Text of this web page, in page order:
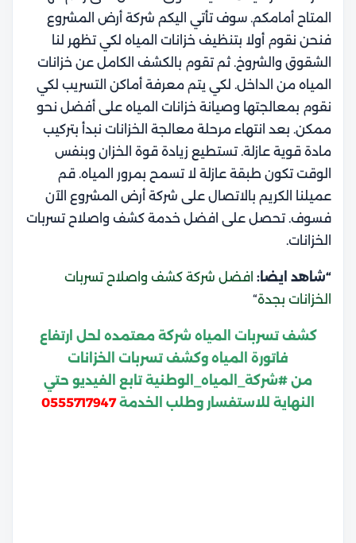
المتاح أمامكم. سوف تأتي اليكم شركة أرض المشروع
فنحن نقوم أولا بتنظيف خزانات المياه لكي تظهر لنا
الشقوق والشروخ. ثم تقوم بالكشف الكامل عن خزانات
المياه من الداخل. لكي يتم معرفة أماكن التسريب لكي
نقوم بمعالجتها وصيانة خزانات المياه على أفضل نحو
ممكن. بعد انتهاء مرحلة معالجة الخزانات نبدأ بتركيب
مادة قوية عازلة. تستطيع زيادة قوة الخزان وبنفس
الوقت تكون طبقة عازلة لا تسمح بمرور المياه. قم
عميلنا الكريم بالاتصال على شركة أرض المشروع الآن
فسوف. تحصل على افضل خدمة كشف واصلاح تسربات
الخزانات.
“شاهد ايضا: افضل شركة كشف واصلاح تسربات
الخزانات بجدة“
كشف تسربات المياه شركة معتمده لحل ارتفاع
فاتورة المياه وكشف تسربات الخزانات
من #شركة_المياه_الوطنية تابع الفيديو حتي
النهاية للاستفسار وطلب الخدمة0555717947